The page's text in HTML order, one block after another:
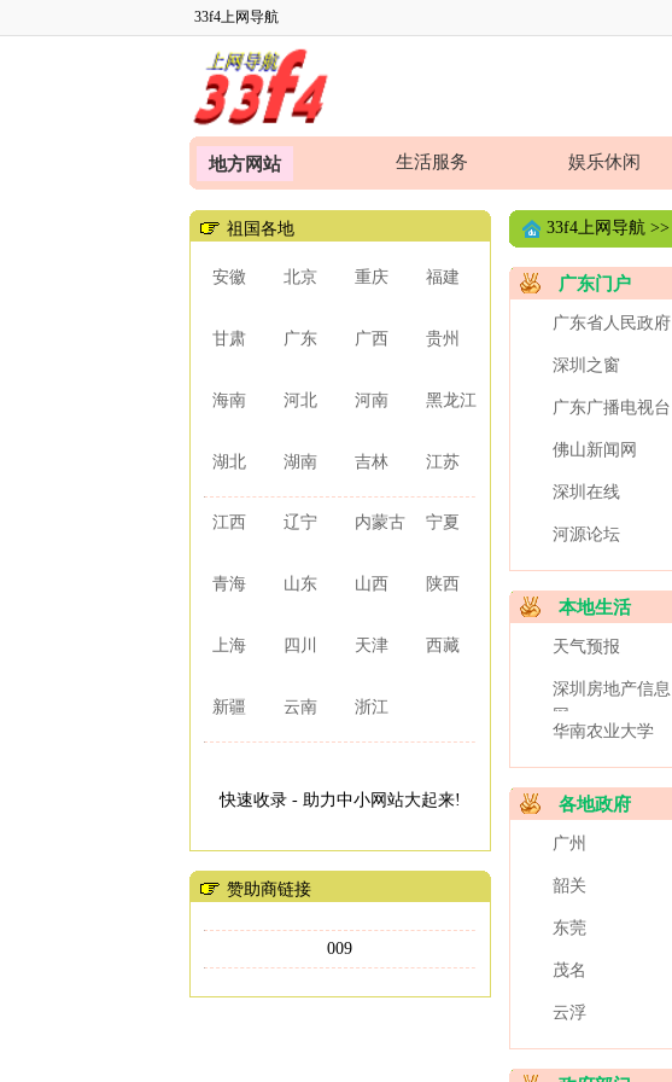
33f4上网导航
地方网站 生活服务 娱乐休闲
祖国各地
安徽 北京 重庆 福建
甘肃 广东 广西 贵州
海南 河北 河南 黑龙江
湖北 湖南 吉林 江苏
江西 辽宁 内蒙古 宁夏
青海 山东 山西 陕西
上海 四川 天津 西藏
新疆 云南 浙江
快速收录 - 助力中小网站大起来!
赞助商链接
009
33f4上网导航>>
广东门户
广东省人民政府
深圳之窗
广东广播电视台
佛山新闻网
深圳在线
河源论坛
本地生活
天气预报
深圳房地产信息
网
华南农业大学
各地政府
广州
韶关
东莞
茂名
云浮